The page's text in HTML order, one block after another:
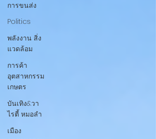
การขนส่ง
Politics
พลังงาน สิ่ง
แวดล้อม
การค้า
อุตสาหกรรม
เกษตร
บันเทิง&วา
ไรตี้ หมอลำ
เมือง